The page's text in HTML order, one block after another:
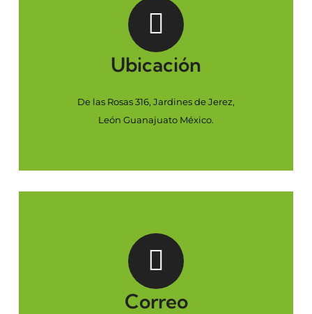
Ubicación
De las Rosas 316, Jardines de Jerez,
León Guanajuato México.
Correo